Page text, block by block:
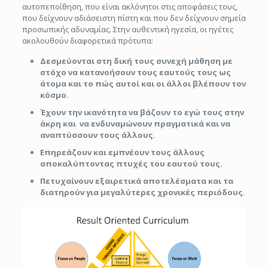
αυτοπεποίθηση, που είναι ακλόνητοι στις αποφάσεις τους,
που δείχνουν αδιάσειστη πίστη και που δεν δείχνουν σημεία
προσωπικής αδυναμίας. Στην αυθεντική ηγεσία, οι ηγέτες
ακολουθούν διαφορετικά πρότυπα:
Δεσμεύονται στη δική τους συνεχή μάθηση με
στόχο να κατανοήσουν τους εαυτούς τους ως
άτομα και το πώς αυτοί και οι άλλοι βλέπουν τον
κόσμο.
Έχουν την ικανότητα να βάζουν το εγώ τους στην
άκρη και να ενδυναμώνουν πραγματικά και να
αναπτύσσουν τους άλλους.
Επηρεάζουν και εμπνέουν τους άλλους
αποκαλύπτοντας πτυχές του εαυτού τους.
Πετυχαίνουν εξαιρετικά αποτελέσματα και τα
διατηρούν για μεγαλύτερες χρονικές περιόδους.